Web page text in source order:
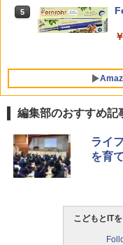
5
5
編集部のおすすめ記
ライ
を育
こどもとIT